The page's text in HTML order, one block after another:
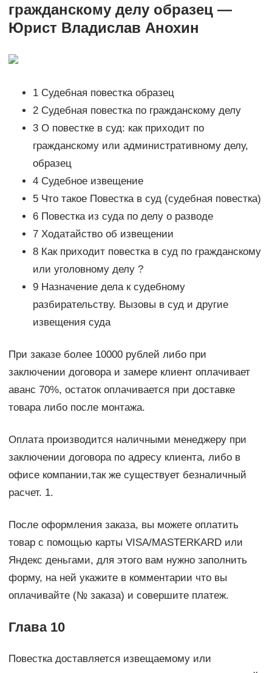
гражданскому делу образец —
Юрист Владислав Анохин
1 Судебная повестка образец
2 Судебная повестка по гражданскому делу
3 О повестке в суд: как приходит по
гражданскому или административному делу,
образец
4 Судебное извещение
5 Что такое Повестка в суд (судебная повестка)
6 Повестка из суда по делу о разводе
7 Ходатайство об извещении
8 Как приходит повестка в суд по гражданскому
или уголовному делу ?
9 Назначение дела к судебному
разбирательству. Вызовы в суд и другие
извещения суда
При заказе более 10000 рублей либо при
заключении договора и замере клиент оплачивает
аванс 70%, остаток оплачивается при доставке
товара либо после монтажа.
Оплата производится наличными менеджеру при
заключении договора по адресу клиента, либо в
офисе компании,так же существует безналичный
расчет. 1.
После оформления заказа, вы можете оплатить
товар с помощью карты VISA/MASTERKARD или
Яндекс деньгами, для этого вам нужно заполнить
форму, на ней укажите в комментарии что вы
оплачивайте (№ заказа) и совершите платеж.
Глава 10
Повестка доставляется извещаемому или